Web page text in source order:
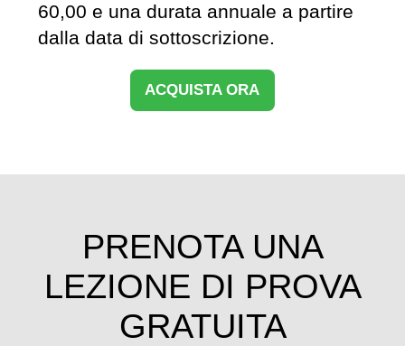
60,00 e una durata annuale a partire
dalla data di sottoscrizione.
ACQUISTA ORA
PRENOTA UNA
LEZIONE DI PROVA
GRATUITA